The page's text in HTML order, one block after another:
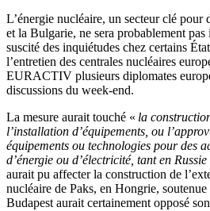
L’énergie nucléaire, un secteur clé pour
et la Bulgarie, ne sera probablement pas
suscité des inquiétudes chez certains
l’entretien des centrales nucléaires
EURACTIV plusieurs diplomates
discussions du week-end.
La mesure aurait touché « la
l’installation d’équipements, ou
équipements ou technologies pour des
d’énergie ou d’électricité, tant en
aurait pu affecter la construction de
nucléaire de Paks, en Hongrie,
Budapest aurait certainement opposé